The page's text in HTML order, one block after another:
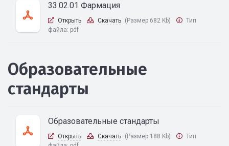
33.02.01 Фармация
Открыть Скачать (Размер 682 Kb)
Тип
файла: pdf
Образовательные
стандарты
Образовательные стандарты
Открыть Скачать (Размер 188 Kb)
Тип